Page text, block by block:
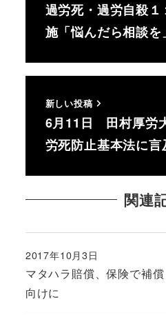
過労死・過労自殺
施「悩んだら相談を
新しい投稿
6月11日 田村厚労
労死防止基本法に言
関連
マタハラ賠償、保険で補
向けに
投稿日
2017年10月3日